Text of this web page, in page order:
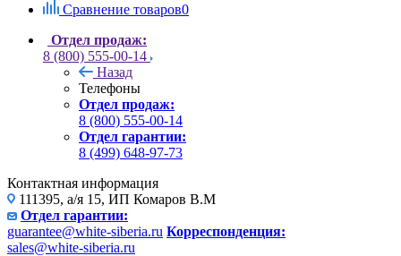
Сравнение товаров0
Отдел продаж:
8 (800) 555-00-14
Назад
Телефоны
Отдел продаж:
8 (800) 555-00-14
Отдел гарантии:
8 (499) 648-97-73
Контактная информация
111395, а/я 15, ИП Комаров В.М
Отдел гарантии:
guarantee@white-siberia.ru Корреспонденция:
sales@white-siberia.ru